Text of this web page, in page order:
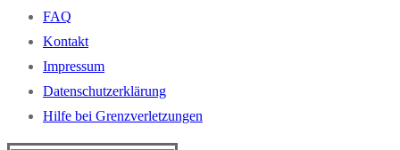
FAQ
Kontakt
Impressum
Datenschutzerklärung
Hilfe bei Grenzverletzungen